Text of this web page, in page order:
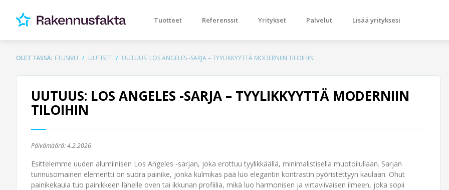
Tuotteet Referenssit Yritykset Palvelut Lisää yrityksesi
OLET TÄSSÄ: ETUSIVU UUTISET UUTUUS: LOS ANGELES -SARJA – TYYLIKKYYTTÄ MODERNIIN TILOIHIN
UUTUUS: LOS ANGELES -SARJA – TYYLIKKYYTTÄ MODERNIIN
TILOIHIN
Päivämäärä:4.2.2026
Esittelemme uuden alumiinisen Los Angeles -sarjan, joka erottuu tyylikkäällä, minimalistisella muotoilullaan. Sarjan
tunnusomainen elementti on suora painike, jonka kulmikas pää luo elegantin kontrastin pyöristettyyn kaulaan. Ohut
painikekaula tuo painikkeen lähelle oven tai ikkunan profiilia, mikä luo harmonisen ja virtaviivaisen ilmeen, joka sopii